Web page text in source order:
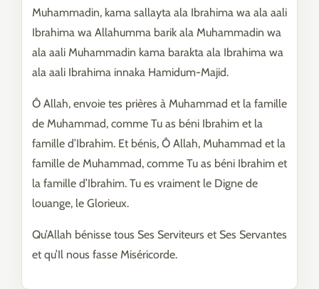
Muhammadin, kama sallayta ala Ibrahima wa ala aali
Ibrahima wa Allahumma barik ala Muhammadin wa
ala aali Muhammadin kama barakta ala Ibrahima wa
ala aali Ibrahima innaka Hamidum-Majid.
Ô Allah, envoie tes prières à Muhammad et la famille
de Muhammad, comme Tu as béni Ibrahim et la
famille d’Ibrahim. Et bénis, Ô Allah, Muhammad et la
famille de Muhammad, comme Tu as béni Ibrahim et
la famille d’Ibrahim. Tu es vraiment le Digne de
louange, le Glorieux.
Qu’Allah bénisse tous Ses Serviteurs et Ses Servantes
et qu’Il nous fasse Miséricorde.